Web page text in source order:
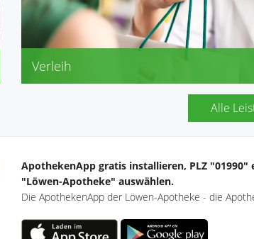
Verleih
Alle
ApothekenApp gratis installieren, PLZ "01990"
"Löwen-Apotheke" auswählen.
Die ApothekenApp der Löwen-Apotheke - die